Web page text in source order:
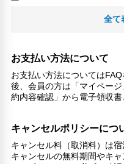
館内施設・便利なサービ
対応言語
英語
日本語
その他サービス
セーフティボックス（フロ
チェックイン/チェックア
リネン・衣類の湯洗い
全て
お支払い方法について
お支払い方法については
後、会員の方は「マイペー
約内容確認」から電子領収書
キャンセルポリシーにつ
キャンセル料（取消料）は
キャンセルの無料期間やキ